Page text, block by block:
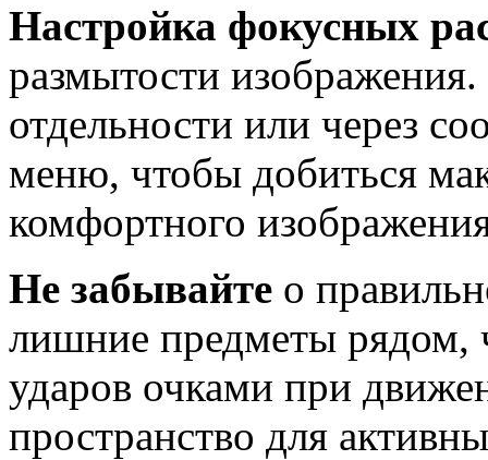
Настройка фокусных
размытости
отдельности или через
меню, чтобы добиться
комфортного
Не забывайте о
лишние предметы рядом,
ударов очками при
пространство для